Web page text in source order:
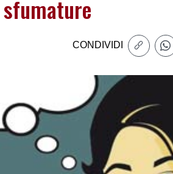
CONDIVIDI